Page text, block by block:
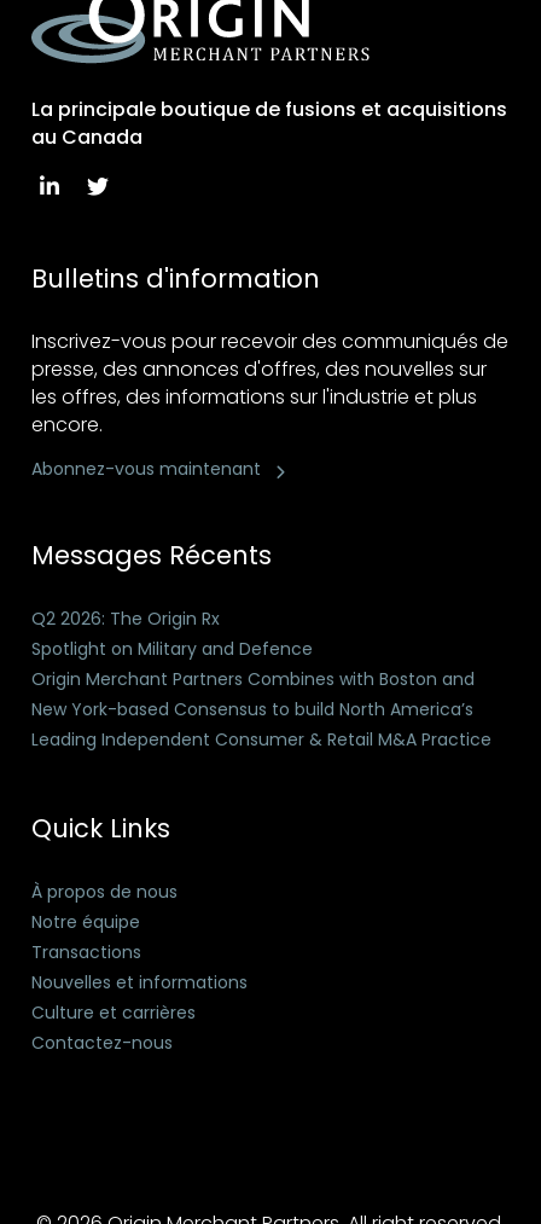
La principale boutique de fusions et acquisitions
au Canada
Bulletins d'information
Inscrivez-vous pour recevoir des communiqués de
presse, des annonces d'offres, des nouvelles sur
les offres, des informations sur l'industrie et plus
encore.
Abonnez-vous maintenant
Messages Récents
Q2 2026: The Origin Rx
Spotlight on Military and Defence
Origin Merchant Partners Combines with Boston and
New York-based Consensus to build North America’s
Leading Independent Consumer & Retail M&A Practice
Quick Links
À propos de nous
Notre équipe
Transactions
Nouvelles et informations
Culture et carrières
Contactez-nous